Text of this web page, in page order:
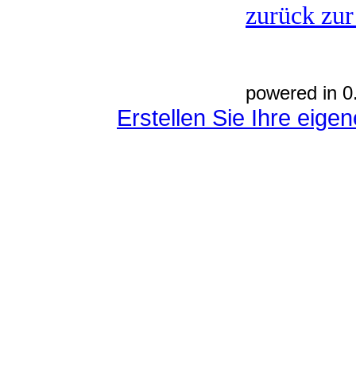
zurück
powered in
Erstellen Sie Ihre